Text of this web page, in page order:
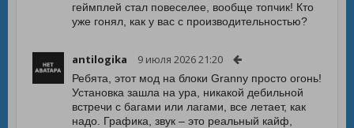
геймплей стал повеселее, вообще топчик! Кто
уже гонял, как у вас с производительностью?
antilogika 9 июля 2026 21:20
Ребята, этот мод на блоки Granny просто огонь!
Установка зашла на ура, никакой дебильной
встречи с багами или лагами, все летает, как
надо. Графика, звук – это реальный кайф,